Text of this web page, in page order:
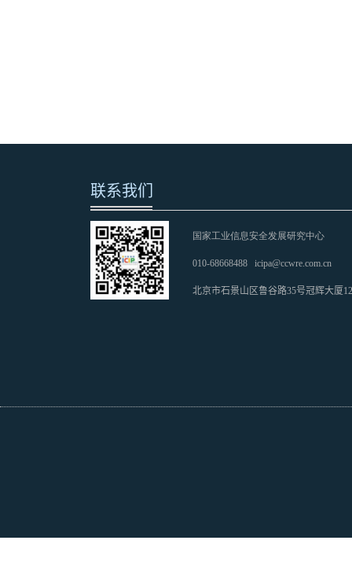
联系我们
国家工业信息安全发展研究中心
010-68668488 icipa@ccwre.com.cn
北京市石景山区鲁谷路35号冠辉大厦